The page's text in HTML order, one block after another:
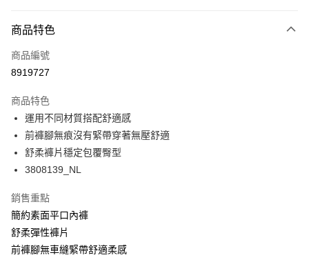
LINE Pay
Apple Pay
Google Pay
全支付
全盈+PAY
相關說明
【關於「AFTEE先享後付」】
AFTEE先享後付是「在收到商品之後才付款」的支付方式。 讓您購物簡單
１．簡單：不需註冊會員、不需綁卡、不需儲值。
ATM付款
商品特色
商品編號
8919727
商品特色
運用不同材質搭配舒適感
前褲腳無痕沒有緊帶穿著無壓舒適
舒柔褲片穩定包覆臀型
3808139_NL
銷售重點
簡約素面平口內褲
舒柔彈性褲片
前褲腳無車縫緊帶舒適柔感